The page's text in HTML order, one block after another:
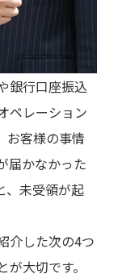
銀行口座振込
ペレーション
お客様の事情
届かなかった
、未受領が起
介した次の4つ
大切です。